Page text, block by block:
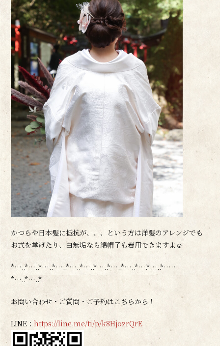
かつらや日本髪に抵抗が、、、という方は洋髪のアレンジでも
お式を挙げたり、白無垢なら綿帽子も着用できますよ☺
*…..*…..*…..*…..*…..*…..*…..*…..*…..*….*…..*……
*…..*…..*
お問い合わせ・ご質問・ご予約はこちらから！
LINE：https://line.me/ti/p/k8HjozrQrE